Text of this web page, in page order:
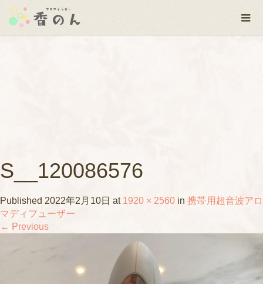
S__120086576
Published 2022年2月10日 at 1920 × 2560 in携帯用超音波アロ
マディフューザー
← Previous